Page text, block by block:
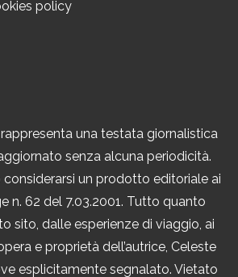
policy
una testata giornalistica
senza alcuna periodicità.
un prodotto editoriale ai
n. 62 del 7.03.2001. Tutto quanto
sito, dalle esperienze di viaggio, ai
e proprietà dell’autrice, Celeste
esplicitamente segnalato. Vietato